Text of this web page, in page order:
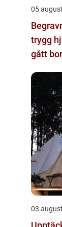
05
trygg
gått
03